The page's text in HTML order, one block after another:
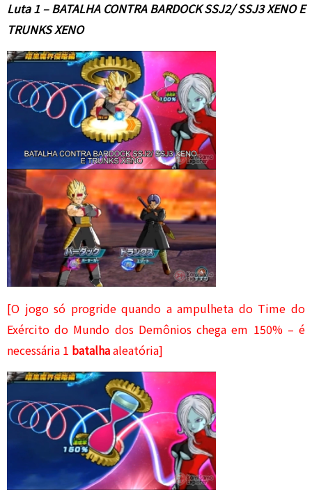
Luta 1 – BATALHA CONTRA BARDOCK SSJ2/ SSJ3 XENO E
TRUNKS XENO
[O jogo só progride quando a ampulheta do Time do
Exército do Mundo dos Demônios chega em 150% – é
necessária 1 batalhaaleatória]